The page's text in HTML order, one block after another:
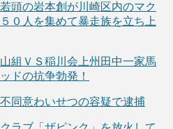
頭の岩本創が川崎区内のマク
０人を集めて暴走族を立ち上
組ＶＳ稲川会上州田中一家馬
ドの抗争勃発！
同意わいせつの容疑で逮捕